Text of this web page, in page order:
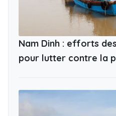
Nam Dinh : efforts
pour lutter contre la